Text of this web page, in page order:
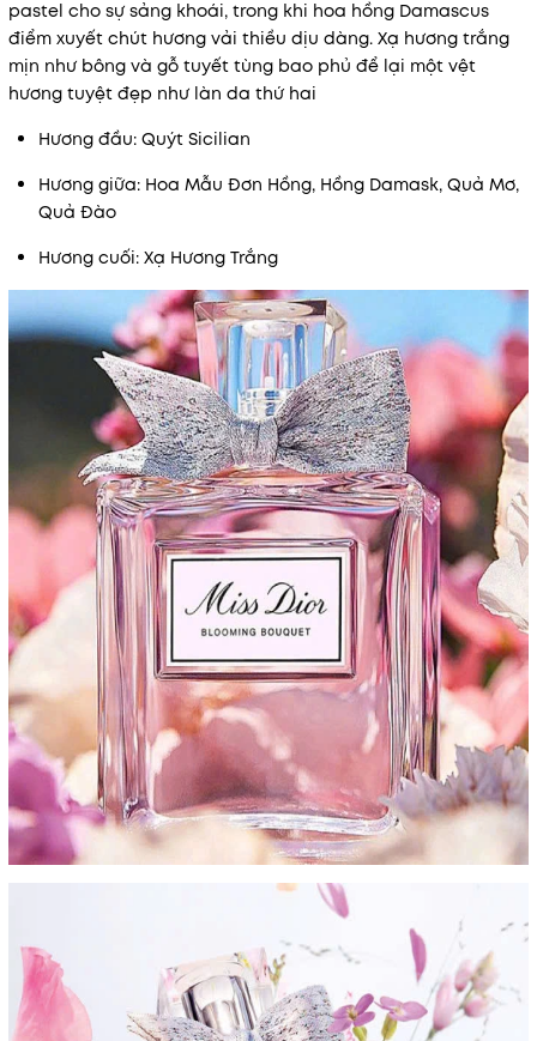
pastel cho sự sảng khoái, trong khi hoa hồng Damascus
điểm xuyết chút hương vải thiều dịu dàng. Xạ hương trắng
mịn như bông và gỗ tuyết tùng bao phủ để lại một vệt
hương tuyệt đẹp như làn da thứ hai
Hương đầu: Quýt Sicilian
Hương giữa: Hoa Mẫu Đơn Hồng, Hồng Damask, Quả Mơ,
Quả Đào
Hương cuối: Xạ Hương Trắng